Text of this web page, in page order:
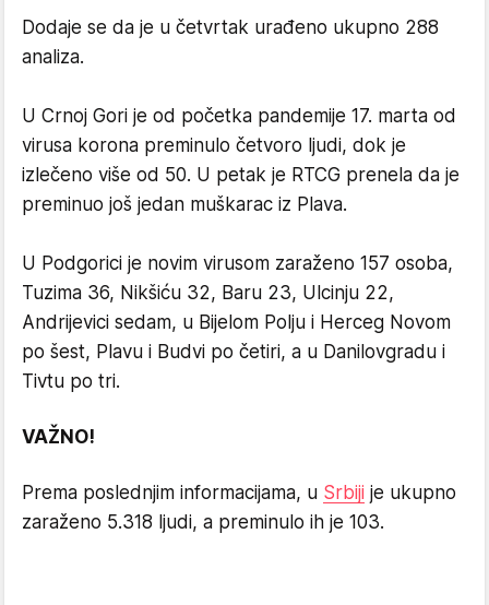
Dodaje se da je u četvrtak urađeno ukupno 288
analiza.
U Crnoj Gori je od početka pandemije 17. marta od
virusa korona preminulo četvoro ljudi, dok je
izlečeno više od 50. U petak je RTCG prenela da je
preminuo još jedan muškarac iz Plava.
U Podgorici je novim virusom zaraženo 157 osoba,
Tuzima 36, Nikšiću 32, Baru 23, Ulcinju 22,
Andrijevici sedam, u Bijelom Polju i Herceg Novom
po šest, Plavu i Budvi po četiri, a u Danilovgradu i
Tivtu po tri.
VAŽNO!
Prema poslednjim informacijama, u Srbiji je ukupno
zaraženo 5.318 ljudi, a preminulo ih je 103.